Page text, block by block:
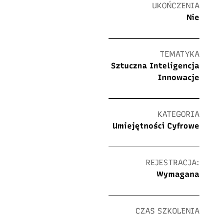
UKOŃCZENIA
Nie
TEMATYKA
Sztuczna Inteligencja
Innowacje
KATEGORIA
Umiejętności Cyfrowe
REJESTRACJA:
Wymagana
CZAS SZKOLENIA